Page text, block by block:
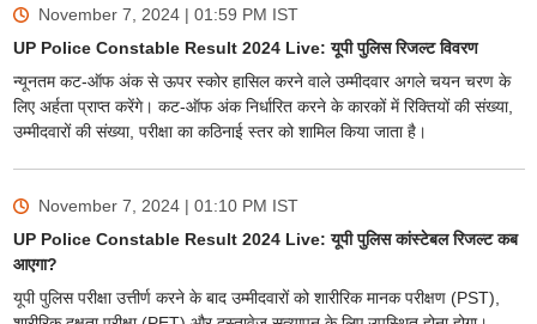
November 7, 2024 | 01:59 PM IST
UP Police Constable Result 2024 Live: यूपी पुलिस रिजल्ट विवरण
न्यूनतम कट-ऑफ अंक से ऊपर स्कोर हासिल करने वाले उम्मीदवार अगले चयन चरण के
लिए अर्हता प्राप्त करेंगे। कट-ऑफ अंक निर्धारित करने के कारकों में रिक्तियों की संख्या,
उम्मीदवारों की संख्या, परीक्षा का कठिनाई स्तर को शामिल किया जाता है।
November 7, 2024 | 01:10 PM IST
UP Police Constable Result 2024 Live: यूपी पुलिस कांस्टेबल रिजल्ट कब
आएगा?
यूपी पुलिस परीक्षा उत्तीर्ण करने के बाद उम्मीदवारों को शारीरिक मानक परीक्षण (PST),